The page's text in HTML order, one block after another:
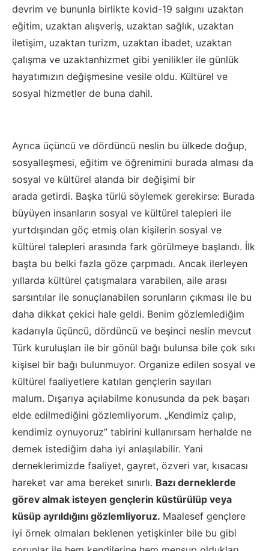
devrim ve bununla birlikte kovid-19 salgını uzaktan
eğitim, uzaktan alışveriş, uzaktan sağlık, uzaktan
iletişim, uzaktan turizm, uzaktan ibadet, uzaktan
çalışma ve uzaktanhizmet gibi yenilikler ile günlük
hayatımızın değişmesine vesile oldu. Kültürel ve
sosyal hizmetler de buna dahil.
Ayrıca üçüncü ve dördüncü neslin bu ülkede doğup,
sosyalleşmesi, eğitim ve öğrenimini burada alması da
sosyal ve kültürel alanda bir değişimi bir
arada getirdi. Başka türlü söylemek gerekirse: Burada
büyüyen insanların sosyal ve kültürel talepleri ile
yurtdışından göç etmiş olan kişilerin sosyal ve
kültürel talepleri arasında fark görülmeye başlandı. İlk
başta bu belki fazla göze çarpmadı. Ancak ilerleyen
yıllarda kültürel çatışmalara varabilen, aile arası
sarsıntılar ile sonuçlanabilen sorunların çıkması ile bu
daha dikkat çekici hale geldi. Benim gözlemlediğim
kadarıyla üçüncü, dördüncü ve beşinci neslin mevcut
Türk kuruluşları ile bir gönül bağı bulunsa bile çok sıkı
kişisel bir bağı bulunmuyor. Organize edilen sosyal ve
kültürel faaliyetlere katılan gençlerin sayıları
malum. Dışarıya açılabilme konusunda da pek başarı
elde edilmediğini gözlemliyorum. „Kendimiz çalıp,
kendimiz oynuyoruz” tabirini kullanırsam herhalde ne
demek istediğim daha iyi anlaşılabilir. Yani
derneklerimizde faaliyet, gayret, özveri var, kısacası
hareket var ama bereket sınırlı. Bazı derneklerde
görev almak isteyen gençlerin küstürülüp veya
küsüp ayrıldığını gözlemliyoruz. Maalesef gençlere
iyi örnek olmaları beklenen yetişkinler bile bu gibi